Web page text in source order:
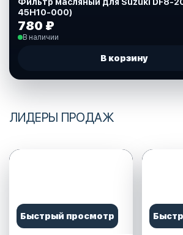
Фильтр масляный для Suzuki DF8-
45H10-000)
780 ₽
В наличии
В корзину
ЛИДЕРЫ ПРОДАЖ
Быстрый просмотр